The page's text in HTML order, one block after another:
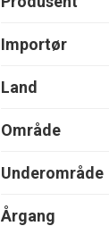
Importør
Land
Område
Underområde
Årgang